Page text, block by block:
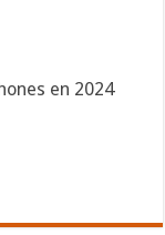
en 2024